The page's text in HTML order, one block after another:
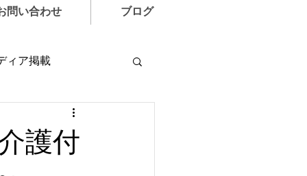
問い合わせ ブログ
ィア掲載
護付